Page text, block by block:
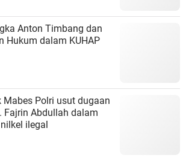
Anton Timbang dan
Hukum dalam KUHAP
Mabes Polri usut dugaan
Fajrin Abdullah dalam
ilegal